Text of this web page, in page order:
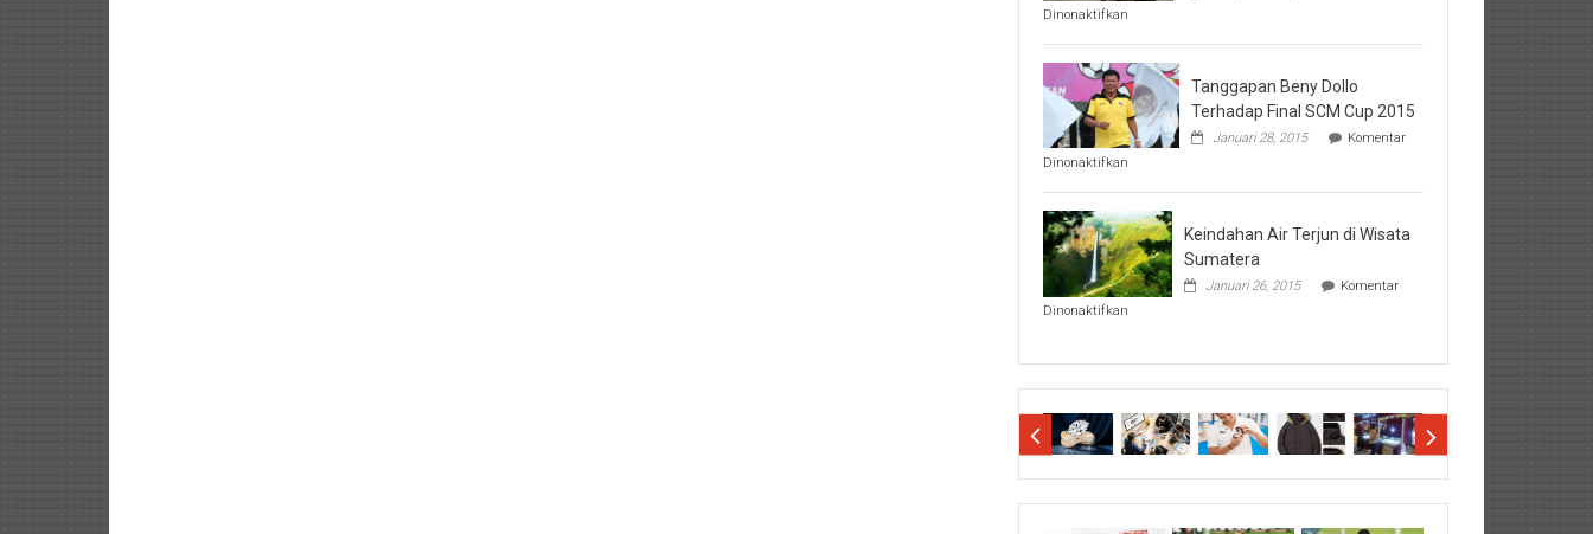
Dinonaktifkan
Hal-
Hal
Penting
Sebelum
Lihat
Hasil
Tanggapan Beny Dollo
Terhadap Final SCM Cup 2015
Januari 28, 2015
Komentar
Dinonaktifkan
Beny
Dollo
Terhadap
Final
SCM
Cup
Keindahan Air Terjun di Wisata
Sumatera
Januari 26, 2015
Komentar
Dinonaktifkan
Terjun
Sumatera